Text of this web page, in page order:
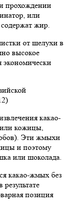
прохождении
или
жир.
от шелухи в
высокое
экономически
какао-
или кожицы,
Эти жмыхи
и поэтому
или шоколада.
какао-жмых без
позиция